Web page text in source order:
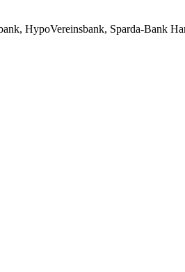
HypoVereinsbank, Sparda-Bank